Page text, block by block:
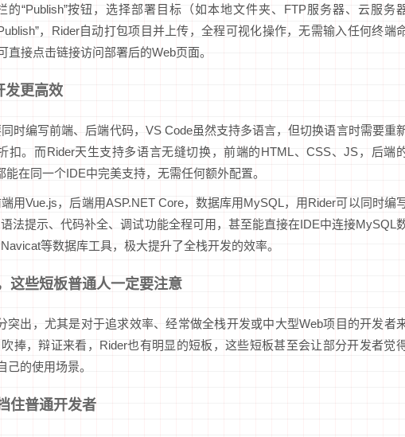
“Publish”按钮，选择部署目标（如本地文件夹、FTP服务器、云服务
，Rider自动打包项目并上传，全程可视化操作，无需输入任何终端
直接点击链接访问部署后的Web页面。
发更高效
时编写前端、后端代码，VS Code虽然支持多语言，但切换语言时需要重
扣。而Rider天生支持多语言无缝切换，前端的HTML、CSS、JS，后端
在同一个IDE中完美支持，无需任何额外配置。
用Vue.js，后端用ASP.NET Core，数据库用MySQL，用Rider可以同时编
法提示、代码补全、调试功能全程可用，甚至能直接在IDE中连接MySQL
等数据库工具，极大提升了全栈开发的效率。
这些短板普通人一定要注意
突出，尤其是对于追求效率、经常做全栈开发或中大型Web项目的开发者
捧，辩证来看，Rider也有明显的短板，这些短板甚至会让部分开发者觉
己的使用场景。
住普通开发者